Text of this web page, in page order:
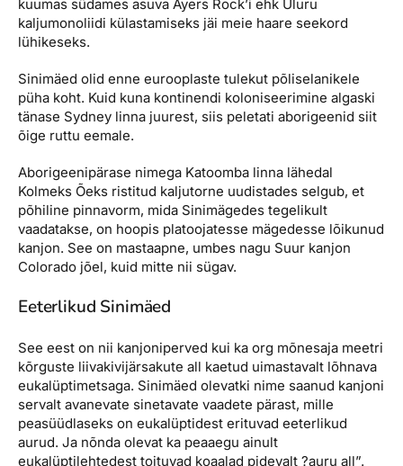
kuumas südames asuva Ayers Rock’i ehk Uluru
kaljumonoliidi külastamiseks jäi meie haare seekord
lühikeseks.
Sinimäed olid enne eurooplaste tulekut põliselanikele
püha koht. Kuid kuna kontinendi koloniseerimine algaski
tänase Sydney linna juurest, siis peletati aborigeenid siit
õige ruttu eemale.
Aborigeenipärase nimega Katoomba linna lähedal
Kolmeks Õeks ristitud kaljutorne uudistades selgub, et
põhiline pinnavorm, mida Sinimägedes tegelikult
vaadatakse, on hoopis platoojatesse mägedesse lõikunud
kanjon. See on mastaapne, umbes nagu Suur kanjon
Colorado jõel, kuid mitte nii sügav.
Eeterlikud Sinimäed
See eest on nii kanjoniperved kui ka org mõnesaja meetri
kõrguste liivakivijärsakute all kaetud uimastavalt lõhnava
eukalüptimetsaga. Sinimäed olevatki nime saanud kanjoni
servalt avanevate sinetavate vaadete pärast, mille
peasüüdlaseks on eukalüptidest erituvad eeterlikud
aurud. Ja nõnda olevat ka peaaegu ainult
eukalüptilehtedest toituvad koaalad pidevalt ?auru all”.